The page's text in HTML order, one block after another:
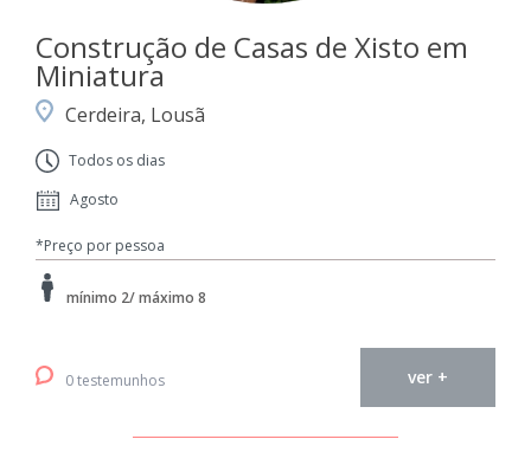
Construção de Casas de Xisto em
Miniatura
Cerdeira, Lousã
Todos os dias
Agosto
*Preço por pessoa
mínimo 2/ máximo 8
0 testemunhos ver +